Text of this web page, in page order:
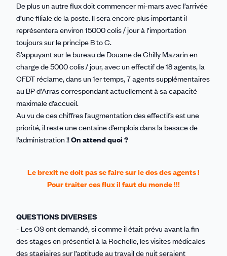
De plus un autre flux doit commencer mi-mars avec l’arrivée
d’une filiale de la poste. Il sera encore plus important il
représentera environ 15000 colis / jour à l’importation
toujours sur le principe B to C.
S’appuyant sur le bureau de Douane de Chilly Mazarin en
charge de 5000 colis / jour, avec un effectif de 18 agents, la
CFDT réclame, dans un 1er temps, 7 agents supplémentaires
au BP d’Arras correspondant actuellement à sa capacité
maximale d’accueil.
Au vu de ces chiffres l’augmentation des effectifs est une
priorité, il reste une centaine d’emplois dans la besace de
l’administration !!On attend quoi ?
Le brexit ne doit pas se faire sur le dos des agents !
Pour traiter ces flux il faut du monde !!!
QUESTIONS DIVERSES
- Les OS ont demandé, si comme il était prévu avant la fin
des stages en présentiel à la Rochelle, les visites médicales
des stagiaires sur l’aptitude au travail de nuit seraient